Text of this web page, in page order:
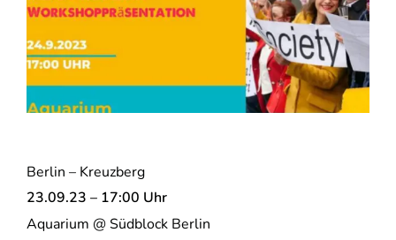
Berlin – Kreuzberg
23.09.23 – 17:00 Uhr
Aquarium @ Südblock Berlin